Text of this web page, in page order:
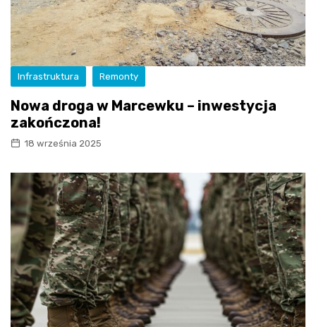
Infrastruktura Remonty
Nowa droga w Marcewku – inwestycja
zakończona!
18 września 2025